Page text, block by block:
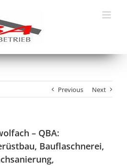
Previous Next
– QBA:
Bauflaschnerei,